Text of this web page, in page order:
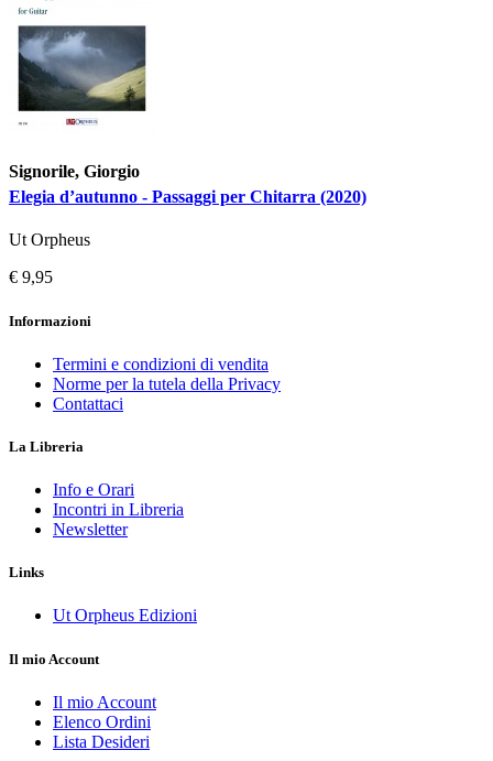
Signorile, Giorgio
Elegia d’autunno - Passaggi per Chitarra (2020)
Ut Orpheus
€ 9,95
Informazioni
Termini e condizioni di vendita
Norme per la tutela della Privacy
Contattaci
La Libreria
Info e Orari
Incontri in Libreria
Newsletter
Links
Ut Orpheus Edizioni
Il mio Account
Il mio Account
Elenco Ordini
Lista Desideri